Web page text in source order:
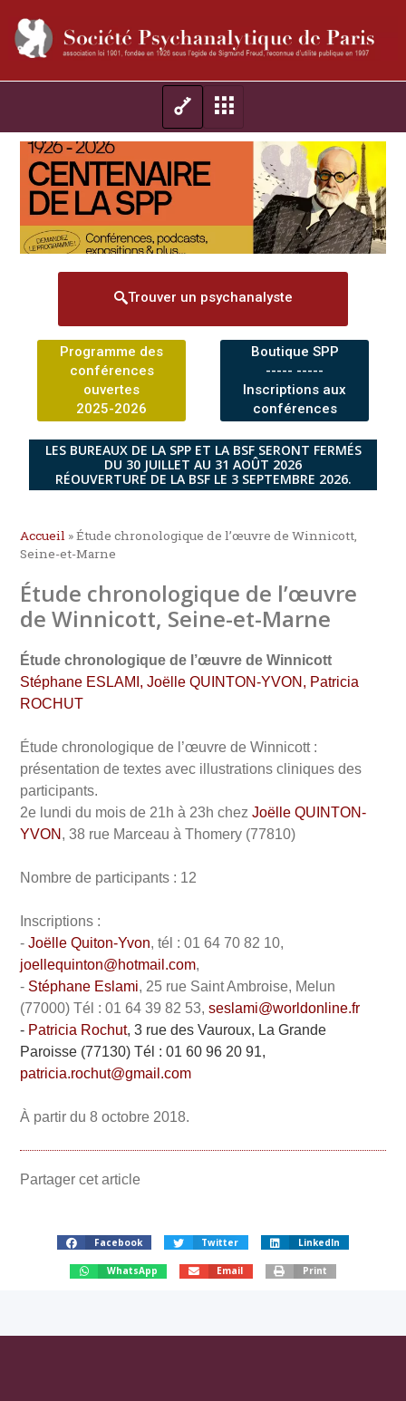
Trouver un psychanalyste
Programme des
conférences
ouvertes
2025-2026
Boutique SPP
----- -----
Inscriptions aux
conférences
LES BUREAUX DE LA SPP ET LA BSF SERONT FERMÉS
DU 30 JUILLET AU 31 AOÛT 2026
RÉOUVERTURE DE LA BSF LE 3 SEPTEMBRE 2026.
Accueil »Étude chronologique de l’œuvre de Winnicott,
Seine-et-Marne
Étude chronologique de l’œuvre
de Winnicott, Seine-et-Marne
Étude chronologique de l’œuvre de Winnicott
Stéphane ESLAMI, Joëlle QUINTON-YVON, Patricia
ROCHUT
Étude chronologique de l’œuvre de Winnicott :
présentation de textes avec illustrations cliniques des
participants.
2e lundi du mois de 21h à 23h chez Joëlle QUINTON-
YVON , 38 rue Marceau à Thomery (77810)
Nombre de participants : 12
Inscriptions :
- Joëlle Quiton-Yvon, tél : 01 64 70 82 10,
joellequinton@hotmail.com,
- Stéphane Eslami, 25 rue Saint Ambroise, Melun
(77000) Tél : 01 64 39 82 53, seslami@worldonline.fr
- Patricia Rochut, 3 rue des Vauroux, La Grande
Paroisse (77130) Tél : 01 60 96 20 91,
patricia.rochut@gmail.com
À partir du 8 octobre 2018.
Partager cet article
Facebook Twitter LinkedIn
WhatsApp Email Print